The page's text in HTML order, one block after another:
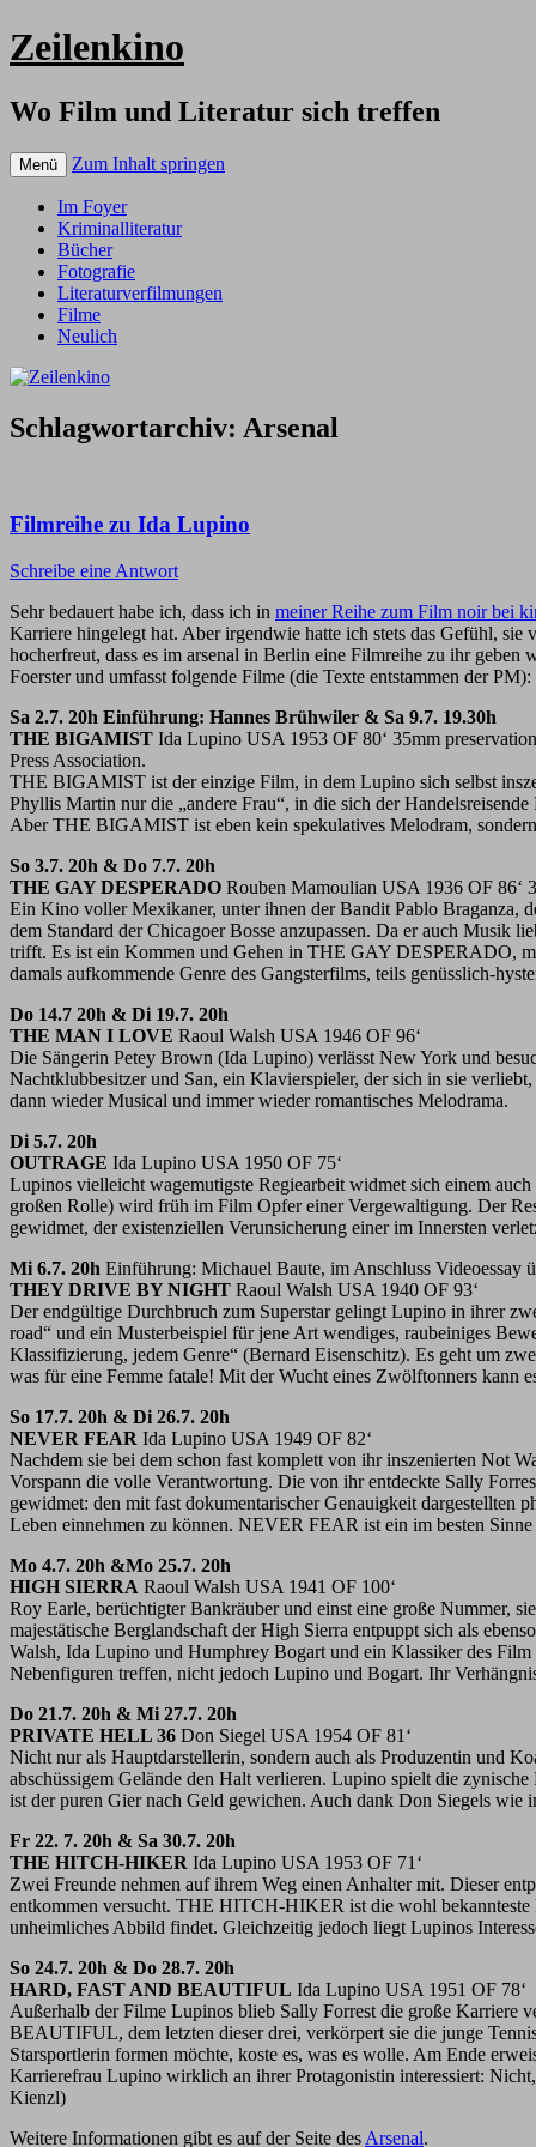
Zeilenkino
Wo Film und Literatur sich treffen
Menü Zum Inhalt springen
Im Foyer
Kriminalliteratur
Bücher
Fotografie
Literaturverfilmungen
Filme
Neulich
Schlagwortarchiv: Arsenal
Filmreihe zu Ida Lupino
Schreibe eine Antwort
Sehr bedauert habe ich, dass ich in meiner Reihe zum Film noir bei
Karriere hingelegt hat. Aber irgendwie hatte ich stets das Gefühl,
hocherfreut, dass es im arsenal in Berlin eine Filmreihe zu ihr
Foerster und umfasst folgende Filme (die Texte entstammen der PM):
Sa 2.7. 20h Einführung: Hannes Brühwiler & Sa 9.7. 19.30h
THE BIGAMIST Ida Lupino USA 1953 OF 80‘ 35mm
Press Association.
THE BIGAMIST ist der einzige Film, in dem Lupino sich selbst
Phyllis Martin nur die „andere Frau“, in die sich der
Aber THE BIGAMIST ist eben kein spekulatives Melodram,
So 3.7. 20h & Do 7.7. 20h
THE GAY DESPERADO Rouben Mamoulian USA 1936 OF 86‘
Ein Kino voller Mexikaner, unter ihnen der Bandit Pablo Braganza,
dem Standard der Chicagoer Bosse anzupassen. Da er auch Musik
trifft. Es ist ein Kommen und Gehen in THE GAY DESPERADO,
damals aufkommende Genre des Gangsterfilms, teils genüsslich-
Do 14.7 20h & Di 19.7. 20h
THE MAN I LOVE Raoul Walsh USA 1946 OF 96‘
Die Sängerin Petey Brown (Ida Lupino) verlässt New York und
Nachtklubbesitzer und San, ein Klavierspieler, der sich in sie
dann wieder Musical und immer wieder romantisches Melodrama.
Di 5.7. 20h
OUTRAGE Ida Lupino USA 1950 OF 75‘
Lupinos vielleicht wagemutigste Regiearbeit widmet sich einem
großen Rolle) wird früh im Film Opfer einer Vergewaltigung. Der
gewidmet, der existenziellen Verunsicherung einer im Innersten
Mi 6.7. 20h Einführung: Michauel Baute, im Anschluss
THEY DRIVE BY NIGHT Raoul Walsh USA 1940 OF 93‘
Der endgültige Durchbruch zum Superstar gelingt Lupino in ihrer
road“ und ein Musterbeispiel für jene Art wendiges, raubeiniges
Klassifizierung, jedem Genre“ (Bernard Eisenschitz). Es geht um
was für eine Femme fatale! Mit der Wucht eines Zwölftonners kann
So 17.7. 20h & Di 26.7. 20h
NEVER FEAR Ida Lupino USA 1949 OF 82‘
Nachdem sie bei dem schon fast komplett von ihr inszenierten Not
Vorspann die volle Verantwortung. Die von ihr entdeckte Sally
gewidmet: den mit fast dokumentarischer Genauigkeit dargestellten
Leben einnehmen zu können. NEVER FEAR ist ein im besten
Mo 4.7. 20h &Mo 25.7. 20h
HIGH SIERRA Raoul Walsh USA 1941 OF 100‘
Roy Earle, berüchtigter Bankräuber und einst eine große Nummer,
majestätische Berglandschaft der High Sierra entpuppt sich als
Walsh, Ida Lupino und Humphrey Bogart und ein Klassiker des
Nebenfiguren treffen, nicht jedoch Lupino und Bogart. Ihr
Do 21.7. 20h & Mi 27.7. 20h
PRIVATE HELL 36 Don Siegel USA 1954 OF 81‘
Nicht nur als Hauptdarstellerin, sondern auch als Produzentin und
abschüssigem Gelände den Halt verlieren. Lupino spielt die
ist der puren Gier nach Geld gewichen. Auch dank Don Siegels
Fr 22. 7. 20h & Sa 30.7. 20h
THE HITCH-HIKER Ida Lupino USA 1953 OF 71‘
Zwei Freunde nehmen auf ihrem Weg einen Anhalter mit. Dieser
entkommen versucht. THE HITCH-HIKER ist die wohl
unheimliches Abbild findet. Gleichzeitig jedoch liegt Lupinos
So 24.7. 20h & Do 28.7. 20h
HARD, FAST AND BEAUTIFUL Ida Lupino USA 1951 OF 78‘
Außerhalb der Filme Lupinos blieb Sally Forrest die große
BEAUTIFUL, dem letzten dieser drei, verkörpert sie die junge
Starsportlerin formen möchte, koste es, was es wolle. Am Ende
Karrierefrau Lupino wirklich an ihrer Protagonistin interessiert:
Kienzl)
Weitere Informationen gibt es auf der Seite des Arsenal.